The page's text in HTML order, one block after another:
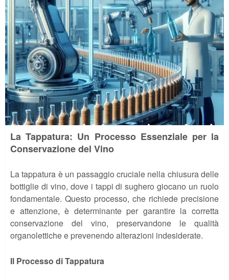
La Tappatura: Un Processo Essenziale per la
Conservazione del Vino
La tappatura è un passaggio cruciale nella chiusura delle
bottiglie di vino, dove i tappi di sughero giocano un ruolo
fondamentale. Questo processo, che richiede precisione
e attenzione, è determinante per garantire la corretta
conservazione del vino, preservandone le qualità
organolettiche e prevenendo alterazioni indesiderate.
Il Processo di Tappatura